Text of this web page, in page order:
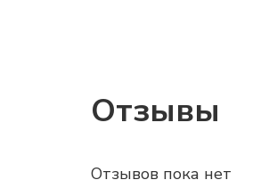
Отзывы
Отзывов пока нет